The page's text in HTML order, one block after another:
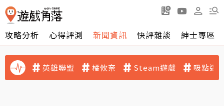
攻略分析 心得評測 新聞資訊 快評雜談 紳士專區
英雄聯盟 橘攸奈 Steam遊戲 吸點迷